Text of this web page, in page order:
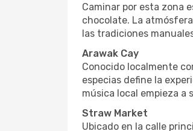
Caminar por esta zona
chocolate. La
las tradiciones
Arawak Cay
Conocido localmente
especias define la
música local empieza a
Straw Market
Ubicado en la calle